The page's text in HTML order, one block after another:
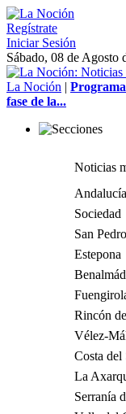
Regístrate
Iniciar Sesión
Sábado, 08 de Agosto
La Noción |
fase de la...
Noticias
Sociedad
San
Estepona
Rincón
Vélez-
Costa del
La
Serranía